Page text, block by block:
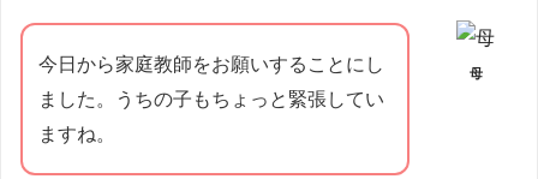
母
今日から家庭教師をお願いすることにし
ました。うちの子もちょっと緊張してい
ますね。